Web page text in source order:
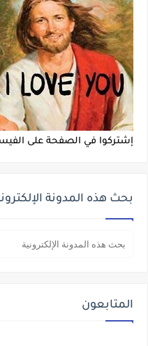
إشتركوا في الصفحة على
بحث هذه المدونة
المتابعون